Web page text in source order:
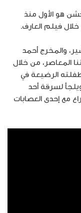
لصيف 2021 بفيلم أكشن هو الأول منذ
والمخرج أحمد
المعاصر، من خلال
الرضيعة في
لسرقة أحد
مع إحدى العصابات